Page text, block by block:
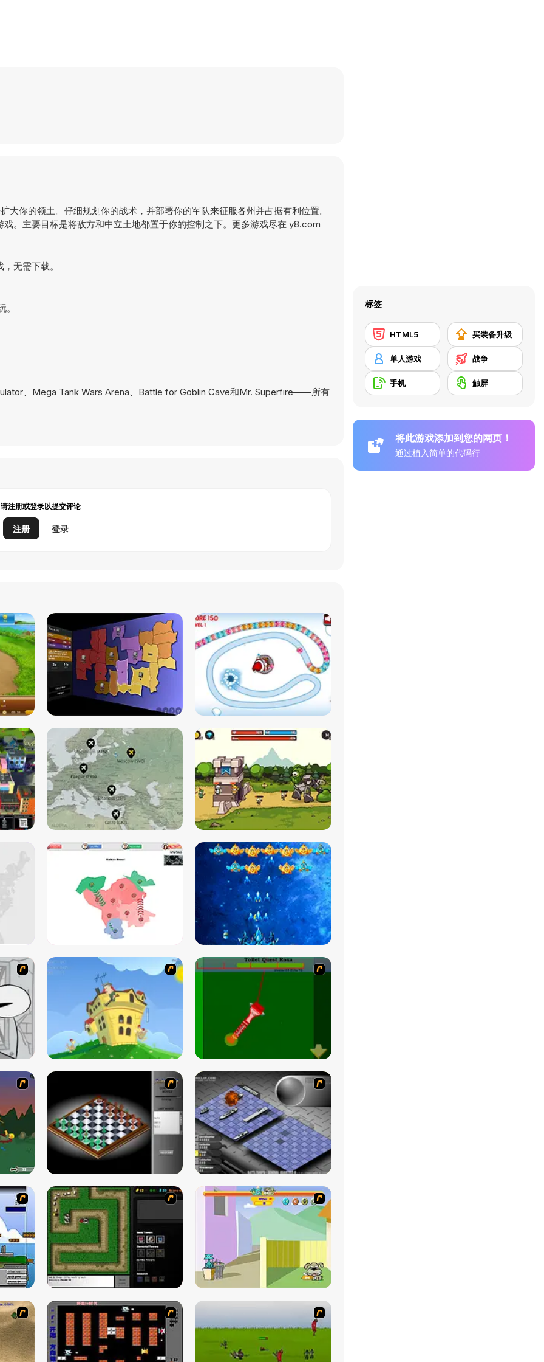
你的领土。仔细规划你的战术，并部署你的军队来征服各州并占据有利位置。
。主要目标是将敌方和中立土地都置于你的控制之下。更多游戏尽在 y8.com
无需下载。
、 Mega Tank Wars Arena、 Battle for Goblin Cave和Mr. Superfire——所有
请注册或登录以提交评论
注册 登录
标签
HTML5 买装备升级
单人游戏 战争
手机 触屏
将此游戏添加到您的网页！
通过植入简单的代码行